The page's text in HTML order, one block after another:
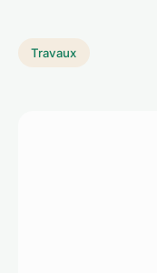
Travaux